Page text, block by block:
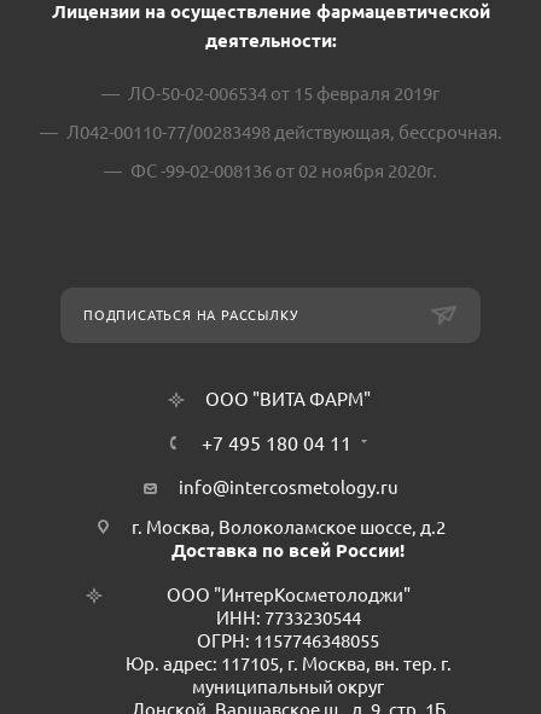
Лицензии на осуществление фармацевтической
деятельности:
ЛО-50-02-006534 от 15 февраля 2019г
Л042-00110-77/00283498 действующая, бессрочная.
ФС -99-02-008136 от 02 ноября 2020г.
ПОДПИСАТЬСЯ НА РАССЫЛКУ
ООО "ВИТА ФАРМ"
+7 495 180 04 11
info@intercosmetology.ru
г. Москва, Волоколамское шоссе, д.2
Доставка по всей России!
ООО "ИнтерКосметолоджи"
ИНН: 7733230544
ОГРН: 1157746348055
Юр. адрес: 117105, г. Москва, вн. тер. г.
муниципальный округ
Донской, Варшавское ш., д. 9, стр. 1Б